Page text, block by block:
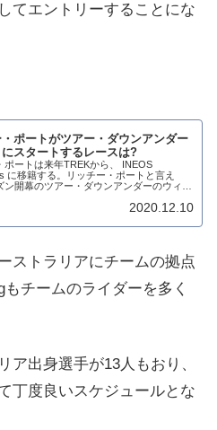
てエントリーすることにな
・ポートがツアー・ダウンアンダー
スタートするレースは?
ポートは来年TREKから、 INEOS
に移籍する。リッチー・ポートと言え
ン開幕のツアー・ダウンアンダーのウィラ
来年のツアー・ダウンアンダーは...2020.12.10
ストラリアにチームの拠点
チームのライダーを多く
ア出身選手が13人もおり、
丁度良いスケジュールとな